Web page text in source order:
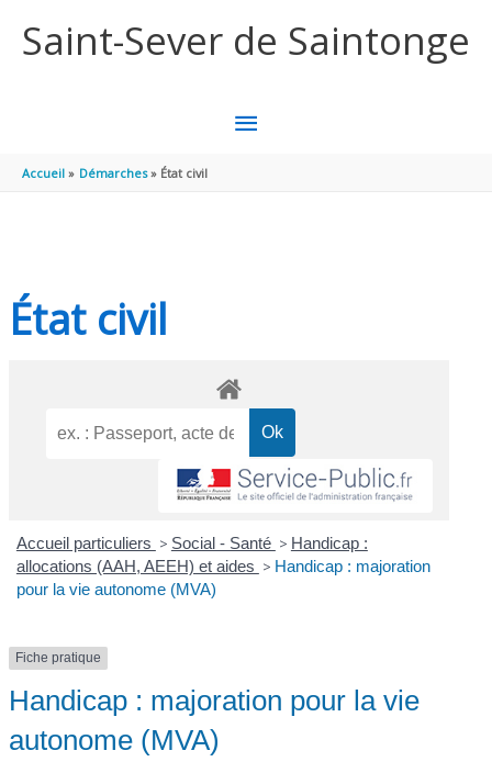
Saint-Sever de Saintonge
MENU
Accueil Démarches État civil
État civil
Accueil particuliers > Social - Santé > Handicap :
allocations (AAH, AEEH) et aides > Handicap : majoration
pour la vie autonome (MVA)
Fiche pratique
Handicap : majoration pour la vie
autonome (MVA)